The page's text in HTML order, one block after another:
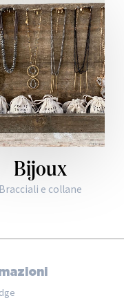
Bijoux
Bracciali e collane